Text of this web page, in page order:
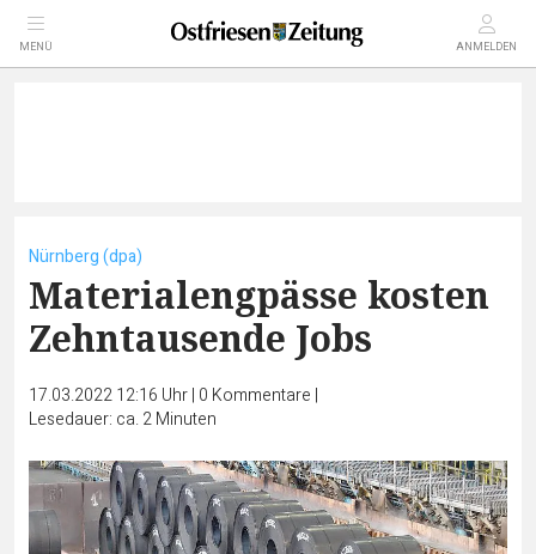
MENÜ ANMELDEN
Nürnberg (dpa)
Materialengpässe kosten
Zehntausende Jobs
17.03.2022 12:16 Uhr| 0 Kommentare |
Lesedauer: ca. 2 Minuten